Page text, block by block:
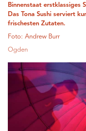
Binnenstaat erstklassiges
Das Tona Sushi serviert
frischesten Zutaten.
Foto: Andrew Burr
Ogden